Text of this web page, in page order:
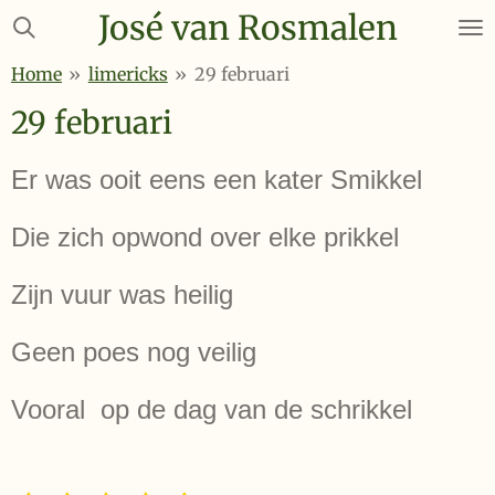
Ga
naar
hoofdinhoud
José van Rosmalen
Home » limericks » 29 februari
29 februari
Er was ooit eens een kater Smikkel
Die zich opwond over elke prikkel
Zijn vuur was heilig
Geen poes nog veilig
Vooral op de dag van de schrikkel